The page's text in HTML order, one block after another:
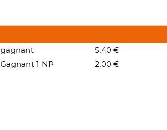
gagnant
5,40 €
Gagnant 1 NP 2,00 €